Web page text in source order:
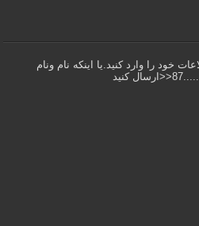
خود را وارد کنید.یا اینکه نام ونام